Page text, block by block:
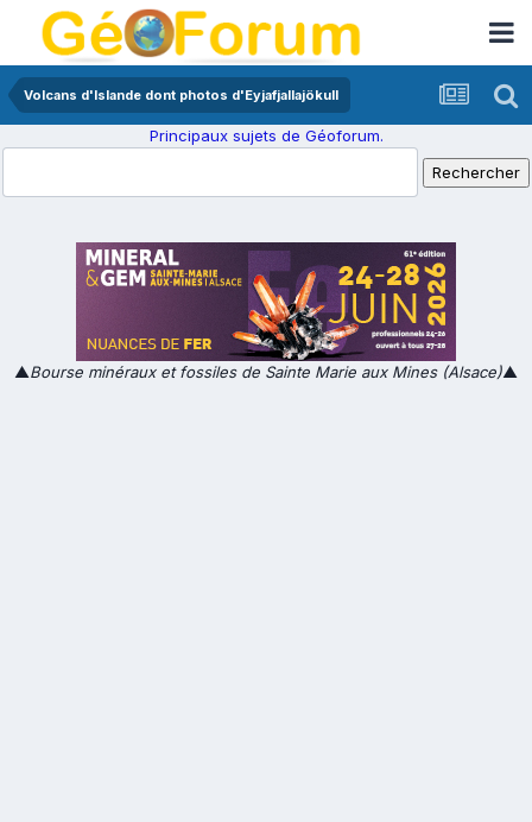
Volcans d'Islande dont photos d'Eyjafjallajökull
Principaux sujets de Géoforum.
▲Bourse minéraux et fossiles de Sainte Marie aux Mines (Alsace)▲